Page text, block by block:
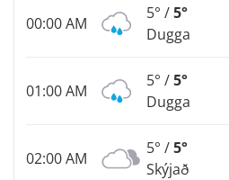
00:00 AM
5° /5°
Dugga
01:00 AM
5° /5°
Dugga
02:00 AM
5° /5°
Skýjað